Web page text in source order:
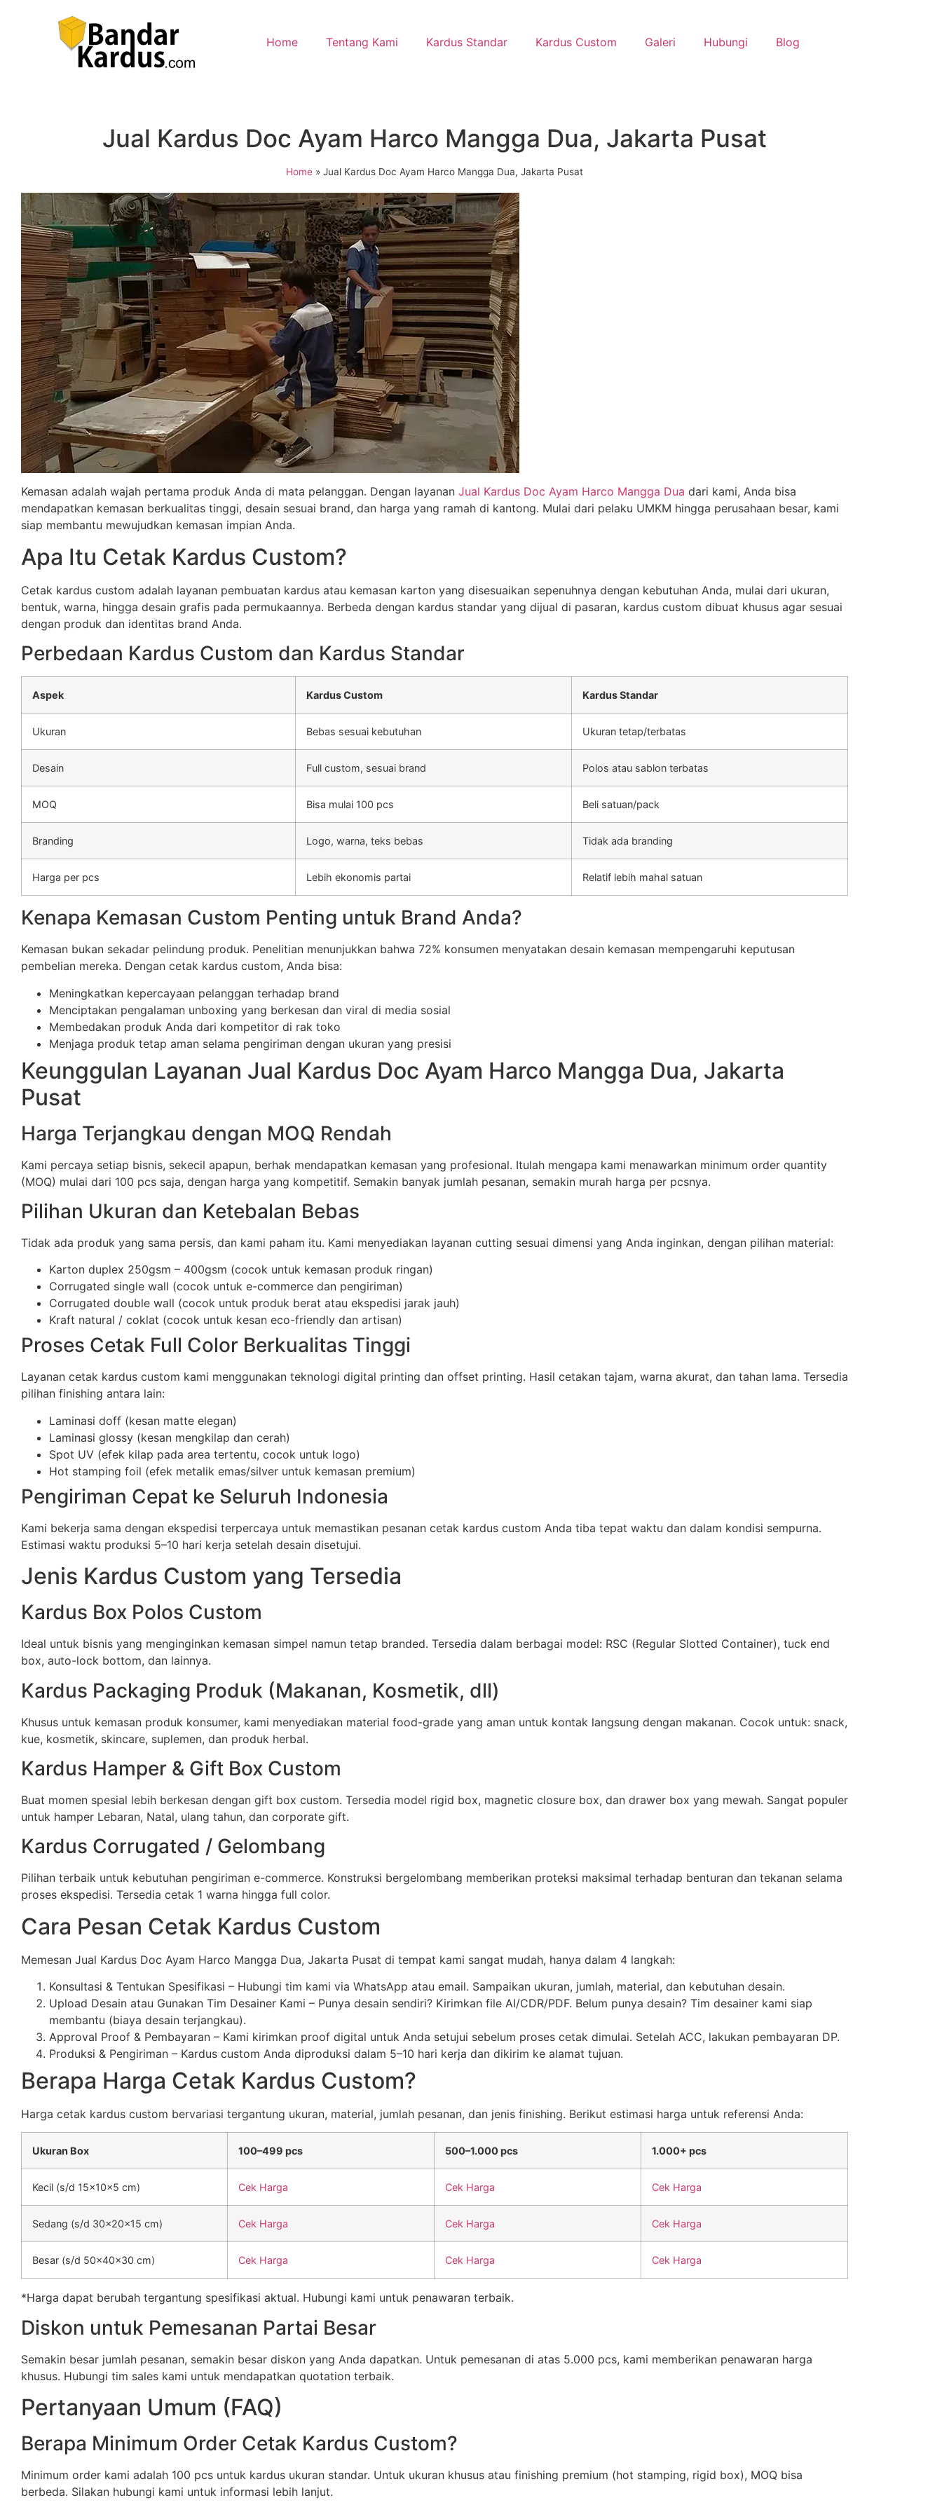
Home Tentang Kami Kardus Standar Kardus Custom Galeri Hubungi Blog
Jual Kardus Doc Ayam Harco Mangga Dua, Jakarta Pusat
Home » Jual Kardus Doc Ayam Harco Mangga Dua, Jakarta Pusat
Kemasan adalah wajah pertama produk Anda di mata pelanggan. Dengan layanan Jual Kardus Doc Ayam Harco Mangga Dua dari kami, Anda bisa
mendapatkan kemasan berkualitas tinggi, desain sesuai brand, dan harga yang ramah di kantong. Mulai dari pelaku UMKM hingga perusahaan besar, kami
siap membantu mewujudkan kemasan impian Anda.
Apa Itu Cetak Kardus Custom?
Cetak kardus custom adalah layanan pembuatan kardus atau kemasan karton yang disesuaikan sepenuhnya dengan kebutuhan Anda, mulai dari ukuran,
bentuk, warna, hingga desain grafis pada permukaannya. Berbeda dengan kardus standar yang dijual di pasaran, kardus custom dibuat khusus agar sesuai
dengan produk dan identitas brand Anda.
Perbedaan Kardus Custom dan Kardus Standar
Aspek Kardus Custom Kardus Standar
Ukuran Bebas sesuai kebutuhan Ukuran tetap/terbatas
Desain Full custom, sesuai brand Polos atau sablon terbatas
MOQ Bisa mulai 100 pcs Beli satuan/pack
Branding Logo, warna, teks bebas Tidak ada branding
Harga per pcs Lebih ekonomis partai Relatif lebih mahal satuan
Kenapa Kemasan Custom Penting untuk Brand Anda?
Kemasan bukan sekadar pelindung produk. Penelitian menunjukkan bahwa 72% konsumen menyatakan desain kemasan mempengaruhi keputusan
pembelian mereka. Dengan cetak kardus custom, Anda bisa:
Meningkatkan kepercayaan pelanggan terhadap brand
Menciptakan pengalaman unboxing yang berkesan dan viral di media sosial
Membedakan produk Anda dari kompetitor di rak toko
Menjaga produk tetap aman selama pengiriman dengan ukuran yang presisi
Keunggulan Layanan Jual Kardus Doc Ayam Harco Mangga Dua, Jakarta
Pusat
Harga Terjangkau dengan MOQ Rendah
Kami percaya setiap bisnis, sekecil apapun, berhak mendapatkan kemasan yang profesional. Itulah mengapa kami menawarkan minimum order quantity
(MOQ) mulai dari 100 pcs saja, dengan harga yang kompetitif. Semakin banyak jumlah pesanan, semakin murah harga per pcsnya.
Pilihan Ukuran dan Ketebalan Bebas
Tidak ada produk yang sama persis, dan kami paham itu. Kami menyediakan layanan cutting sesuai dimensi yang Anda inginkan, dengan pilihan material:
Karton duplex 250gsm – 400gsm (cocok untuk kemasan produk ringan)
Corrugated single wall (cocok untuk e-commerce dan pengiriman)
Corrugated double wall (cocok untuk produk berat atau ekspedisi jarak jauh)
Kraft natural / coklat (cocok untuk kesan eco-friendly dan artisan)
Proses Cetak Full Color Berkualitas Tinggi
Layanan cetak kardus custom kami menggunakan teknologi digital printing dan offset printing. Hasil cetakan tajam, warna akurat, dan tahan lama. Tersedia
pilihan finishing antara lain:
Laminasi doff (kesan matte elegan)
Laminasi glossy (kesan mengkilap dan cerah)
Spot UV (efek kilap pada area tertentu, cocok untuk logo)
Hot stamping foil (efek metalik emas/silver untuk kemasan premium)
Pengiriman Cepat ke Seluruh Indonesia
Kami bekerja sama dengan ekspedisi terpercaya untuk memastikan pesanan cetak kardus custom Anda tiba tepat waktu dan dalam kondisi sempurna.
Estimasi waktu produksi 5–10 hari kerja setelah desain disetujui.
Jenis Kardus Custom yang Tersedia
Kardus Box Polos Custom
Ideal untuk bisnis yang menginginkan kemasan simpel namun tetap branded. Tersedia dalam berbagai model: RSC (Regular Slotted Container), tuck end
box, auto-lock bottom, dan lainnya.
Kardus Packaging Produk (Makanan, Kosmetik, dll)
Khusus untuk kemasan produk konsumer, kami menyediakan material food-grade yang aman untuk kontak langsung dengan makanan. Cocok untuk: snack,
kue, kosmetik, skincare, suplemen, dan produk herbal.
Kardus Hamper & Gift Box Custom
Buat momen spesial lebih berkesan dengan gift box custom. Tersedia model rigid box, magnetic closure box, dan drawer box yang mewah. Sangat populer
untuk hamper Lebaran, Natal, ulang tahun, dan corporate gift.
Kardus Corrugated / Gelombang
Pilihan terbaik untuk kebutuhan pengiriman e-commerce. Konstruksi bergelombang memberikan proteksi maksimal terhadap benturan dan tekanan selama
proses ekspedisi. Tersedia cetak 1 warna hingga full color.
Cara Pesan Cetak Kardus Custom
Memesan Jual Kardus Doc Ayam Harco Mangga Dua, Jakarta Pusat di tempat kami sangat mudah, hanya dalam 4 langkah:
Konsultasi & Tentukan Spesifikasi – Hubungi tim kami via WhatsApp atau email. Sampaikan ukuran, jumlah, material, dan kebutuhan desain.
Upload Desain atau Gunakan Tim Desainer Kami – Punya desain sendiri? Kirimkan file AI/CDR/PDF. Belum punya desain? Tim desainer kami siap
membantu (biaya desain terjangkau).
Approval Proof & Pembayaran – Kami kirimkan proof digital untuk Anda setujui sebelum proses cetak dimulai. Setelah ACC, lakukan pembayaran DP.
Produksi & Pengiriman – Kardus custom Anda diproduksi dalam 5–10 hari kerja dan dikirim ke alamat tujuan.
Berapa Harga Cetak Kardus Custom?
Harga cetak kardus custom bervariasi tergantung ukuran, material, jumlah pesanan, dan jenis finishing. Berikut estimasi harga untuk referensi Anda:
Ukuran Box 100–499 pcs 500–1.000 pcs 1.000+ pcs
Kecil (s/d 15x10x5 cm) Cek Harga Cek Harga Cek Harga
Sedang (s/d 30x20x15 cm) Cek Harga Cek Harga Cek Harga
Besar (s/d 50x40x30 cm) Cek Harga Cek Harga Cek Harga
*Harga dapat berubah tergantung spesifikasi aktual. Hubungi kami untuk penawaran terbaik.
Diskon untuk Pemesanan Partai Besar
Semakin besar jumlah pesanan, semakin besar diskon yang Anda dapatkan. Untuk pemesanan di atas 5.000 pcs, kami memberikan penawaran harga
khusus. Hubungi tim sales kami untuk mendapatkan quotation terbaik.
Pertanyaan Umum (FAQ)
Berapa Minimum Order Cetak Kardus Custom?
Minimum order kami adalah 100 pcs untuk kardus ukuran standar. Untuk ukuran khusus atau finishing premium (hot stamping, rigid box), MOQ bisa
berbeda. Silakan hubungi kami untuk informasi lebih lanjut.